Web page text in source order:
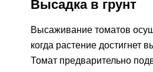
Высадка в грунт
Высаживание томатов
когда растение достигнет
Томат предварительно